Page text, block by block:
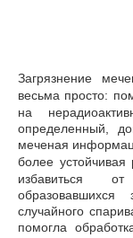
Загрязнение
весьма просто:
на
определенный,
меченая
более устойчивая
избавиться
случайного
помогла